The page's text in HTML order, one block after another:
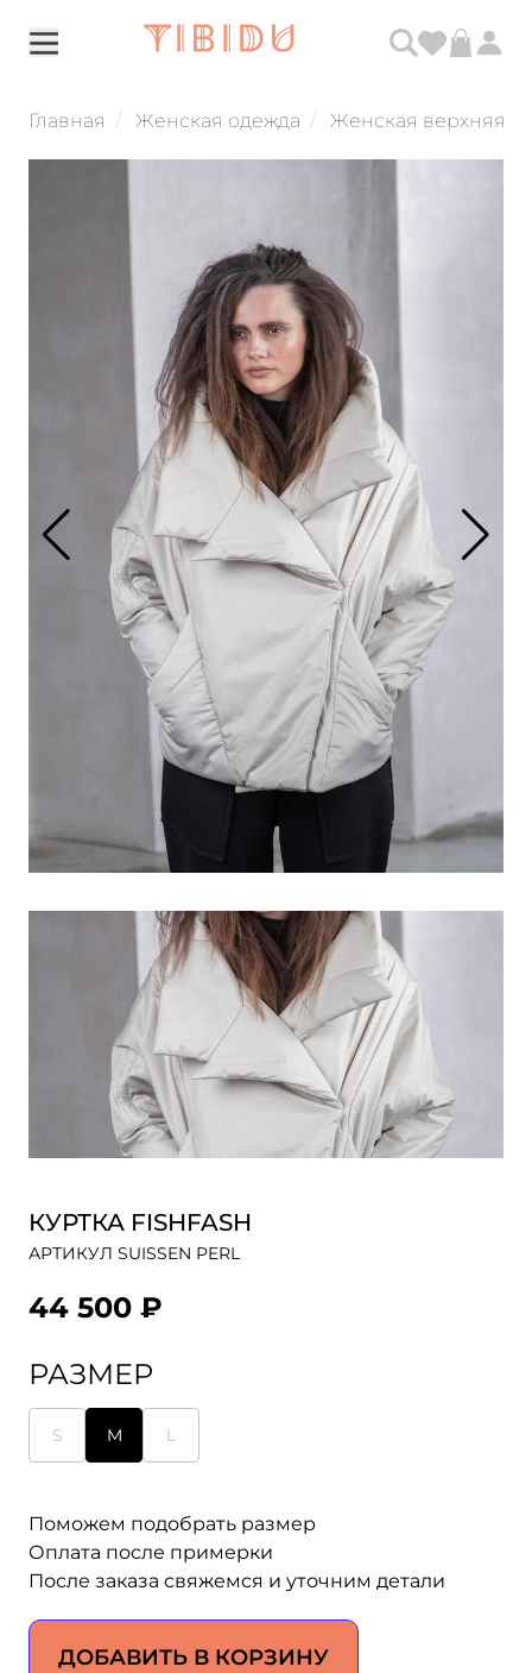
Главная Женская одежда Женская верхняя
КУРТКА FISHFASH
АРТИКУЛ SUISSEN PERL
44 500 ₽
РАЗМЕР
S M L
Поможем подобрать размер
Оплата после примерки
После заказа свяжемся и уточним детали
ДОБАВИТЬ В КОРЗИНУ